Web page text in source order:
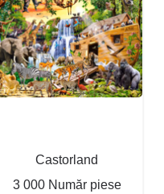
Castorland
3 000 Număr piese